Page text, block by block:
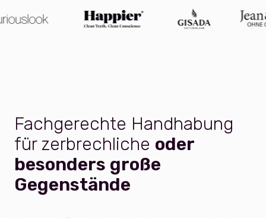
Fachgerechte Handhabung
für zerbrechliche oder
besonders große
Gegenstände